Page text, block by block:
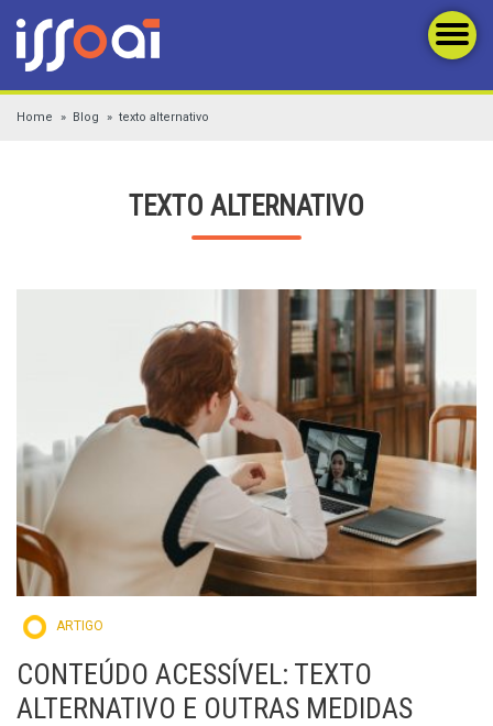
Home Blog texto alternativo
TEXTO ALTERNATIVO
ARTIGO
CONTEÚDO ACESSÍVEL: TEXTO
ALTERNATIVO E OUTRAS MEDIDAS